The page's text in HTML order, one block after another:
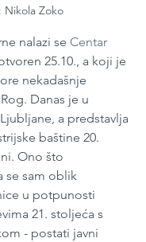
Nikola Zoko
nalazi se Centar
25.10., a koji je
nekadašnje
Danas je u
a predstavlja
baštine 20.
Ono što
se sam oblik
u potpunosti
21. stoljeća s
- postati javni